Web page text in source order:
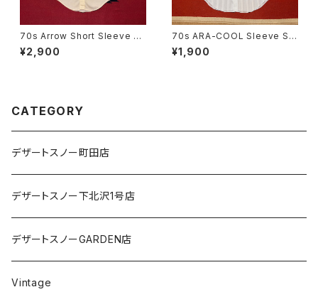
70s Arrow Short Sleeve Sh
irt size 17
¥2,900
70s ARA-COOL Sleeve Str
ipe Shirt size 16
¥1,900
CATEGORY
デザートスノー町田店
デザートスノー下北沢1号店
デザートスノーGARDEN店
Vintage